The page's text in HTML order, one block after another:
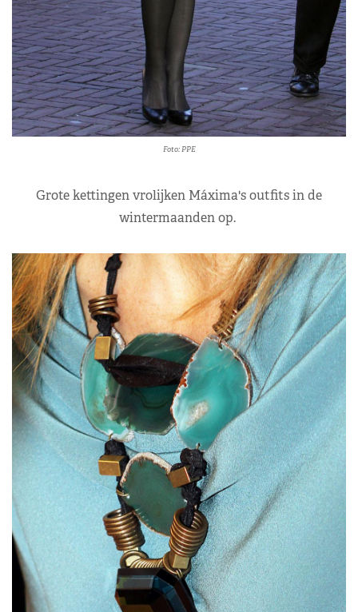
Foto: PPE
Grote kettingen vrolijken Máxima's outfits in de
wintermaanden op.